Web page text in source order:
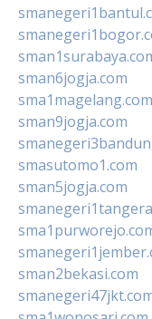
sman6jogja.com
sma1magelang.com
sman9jogja.com
smasutomo1.com
sman5jogja.com
sman2bekasi.com